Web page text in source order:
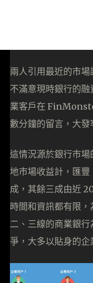
兩人引用最近的市
不滿意現時銀行的
業客戶在
數分鐘的留言，大發
這情況源於銀行市
地市場收益計，匯
成，其餘三成由近
時間和資訊都有限，
二、三線的商業銀
爭，大多以貼身的企